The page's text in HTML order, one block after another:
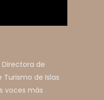
Directora de
Turismo de Islas
voces más